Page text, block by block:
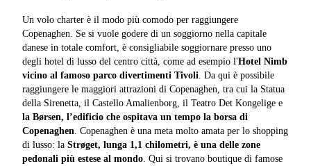
Un volo charter è il modo più comodo per raggiungere
Copenaghen. Se si vuole godere di un soggiorno nella capitale
danese in totale comfort, è consigliabile soggiornare presso uno
degli hotel di lusso del centro città, come ad esempio l'Hotel Nimb
vicino al famoso parco divertimenti Tivoli . Da qui è possibile
raggiungere le maggiori attrazioni di Copenaghen, tra cui la Statua
della Sirenetta, il Castello Amalienborg, il Teatro Det Kongelige e
la Børsen, l’edificio che ospitava un tempo la borsa di
Copenaghen . Copenaghen è una meta molto amata per lo shopping
di lusso: la Strøget, lunga 1,1 chilometri, è una delle zone
pedonali più estese al mondo . Qui si trovano boutique di famose